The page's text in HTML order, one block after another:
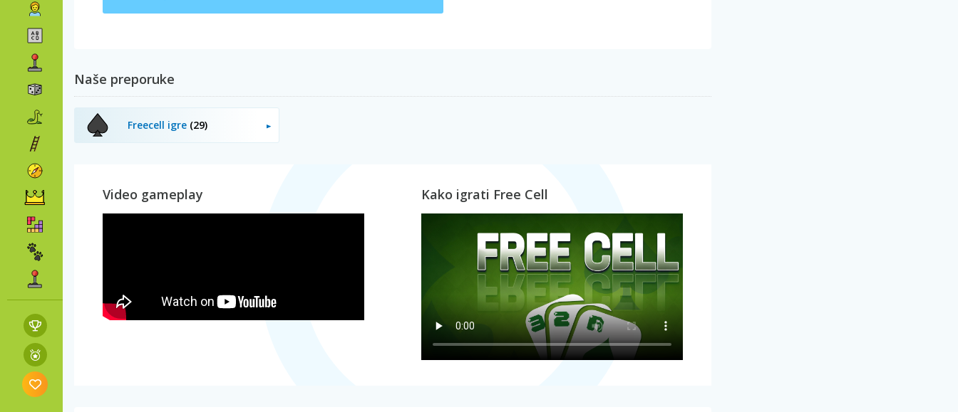
Naše preporuke
Freecell igre (29)
Video gameplay Kako igrati Free Cell